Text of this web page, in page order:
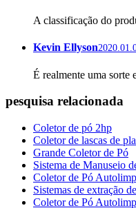
A classificação do
Kevin Ellyson
É realmente uma sorte
pesquisa relacionada
Coletor de pó 2hp
Coletor de lascas de
Grande Coletor de Pó
Sistema de Manuseio
Coletor de Pó
Sistemas de extração
Coletor de Pó